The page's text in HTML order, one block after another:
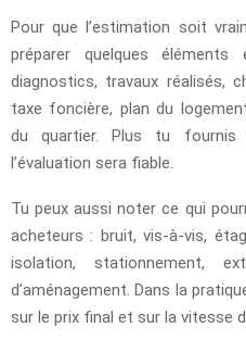
Pour que l’estimation soit
préparer quelques
diagnostics, travaux réalisés,
taxe foncière, plan du
du quartier. Plus tu fournis
l’évaluation sera fiable.
Tu peux aussi noter ce qui
acheteurs : bruit, vis-à-vis,
isolation, stationnement,
d’aménagement. Dans la
sur le prix final et sur la vitesse